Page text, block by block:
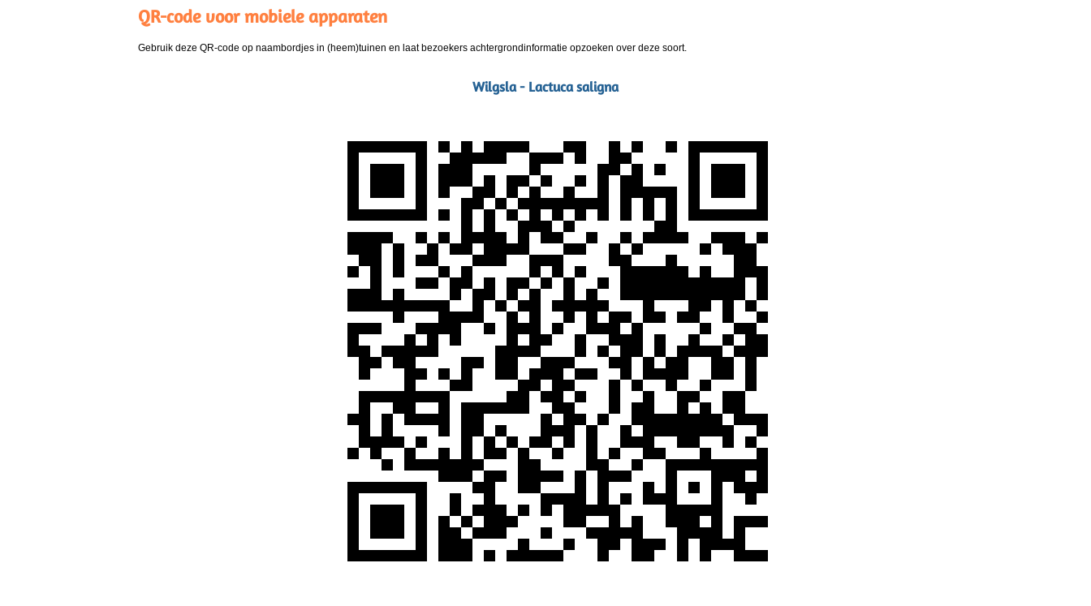
QR-code voor mobiele apparaten
Gebruik deze QR-code op naambordjes in (heem)tuinen en laat bezoekers achtergrondinformatie opzoeken over deze soort.
Wilgsla - Lactuca saligna